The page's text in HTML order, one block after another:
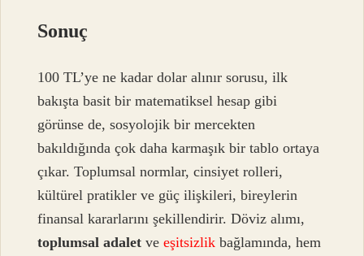
Sonuç
100 TL’ye ne kadar dolar alınır sorusu, ilk
bakışta basit bir matematiksel hesap gibi
görünse de, sosyolojik bir mercekten
bakıldığında çok daha karmaşık bir tablo ortaya
çıkar. Toplumsal normlar, cinsiyet rolleri,
kültürel pratikler ve güç ilişkileri, bireylerin
finansal kararlarını şekillendirir. Döviz alımı,
toplumsal adalet veeşitsizlik bağlamında, hem